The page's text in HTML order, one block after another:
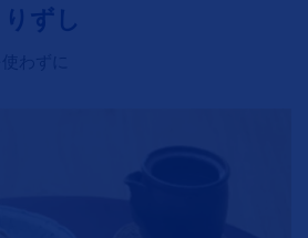
ずし